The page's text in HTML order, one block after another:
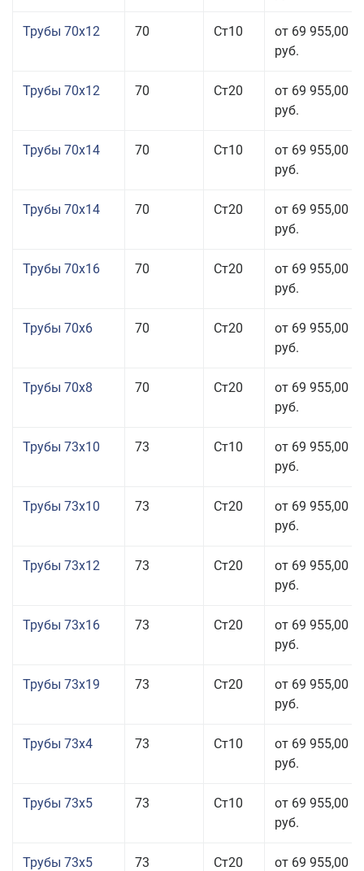
Трубы 70x12 70 Ст10
от 69 955,00
руб.
Трубы 70x12 70 Ст20
от 69 955,00
руб.
Трубы 70x14 70 Ст10
от 69 955,00
руб.
Трубы 70x14 70 Ст20
от 69 955,00
руб.
Трубы 70x16 70 Ст20
от 69 955,00
руб.
Трубы 70x6 70 Ст20
от 69 955,00
руб.
Трубы 70x8 70 Ст20
от 69 955,00
руб.
Трубы 73x10 73 Ст10
от 69 955,00
руб.
Трубы 73x10 73 Ст20
от 69 955,00
руб.
Трубы 73x12 73 Ст20
от 69 955,00
руб.
Трубы 73x16 73 Ст20
от 69 955,00
руб.
Трубы 73x19 73 Ст20
от 69 955,00
руб.
Трубы 73x4 73 Ст10
от 69 955,00
руб.
Трубы 73x5 73 Ст10
от 69 955,00
руб.
Трубы 73x5 73 Ст20
от 69 955,00